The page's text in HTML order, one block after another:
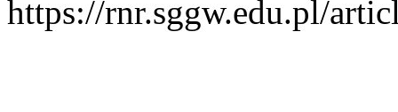
https://rnr.sggw.edu.pl/